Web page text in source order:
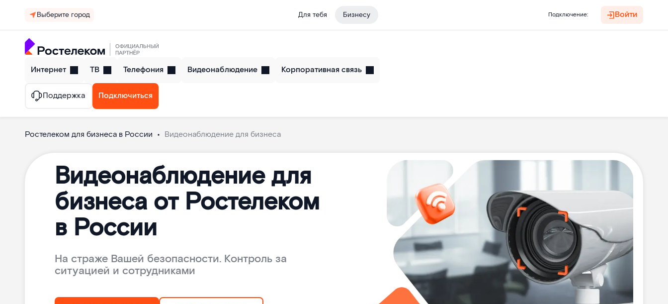
Выберите город Для тебя Бизнесу Подключение: Войти
Интернет ТВ Телефония Видеонаблюдение Корпоративная связь
Поддержка Подключиться
Ростелеком для бизнеса в России Видеонаблюдение для бизнеса
Видеонаблюдение для
бизнеса от Ростелеком
в России
На страже Вашей безопасности. Контроль за
ситуацией и сотрудниками